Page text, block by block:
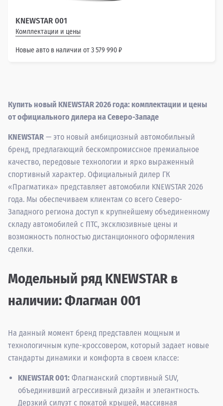
KNEWSTAR 001
Комплектации и цены
Новые авто в наличии от 3 579 990 ₽
Купить новый KNEWSTAR 2026 года: комплектации и цены
от официального дилера на Северо-Западе
KNEWSTAR — это новый амбициозный автомобильный
бренд, предлагающий бескомпромиссное премиальное
качество, передовые технологии и ярко выраженный
спортивный характер. Официальный дилер ГК
«Прагматика» представляет автомобили KNEWSTAR 2026
года. Мы обеспечиваем клиентам со всего Северо-
Западного региона доступ к крупнейшему объединенному
складу автомобилей с ПТС, эксклюзивные цены и
возможность полностью дистанционного оформления
сделки.
Модельный ряд KNEWSTAR в
наличии: Флагман 001
На данный момент бренд представлен мощным и
технологичным купе-кроссовером, который задает новые
стандарты динамики и комфорта в своем классе:
KNEWSTAR 001: Флагманский спортивный SUV,
объединивший агрессивный дизайн и элегантность.
Дерзкий силуэт с покатой крышей, массивная